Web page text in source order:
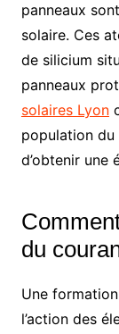
panneaux
solaire. Ces
de silicium
panneaux
solaires Lyon
population
d’obtenir une
du
Une
l’action des